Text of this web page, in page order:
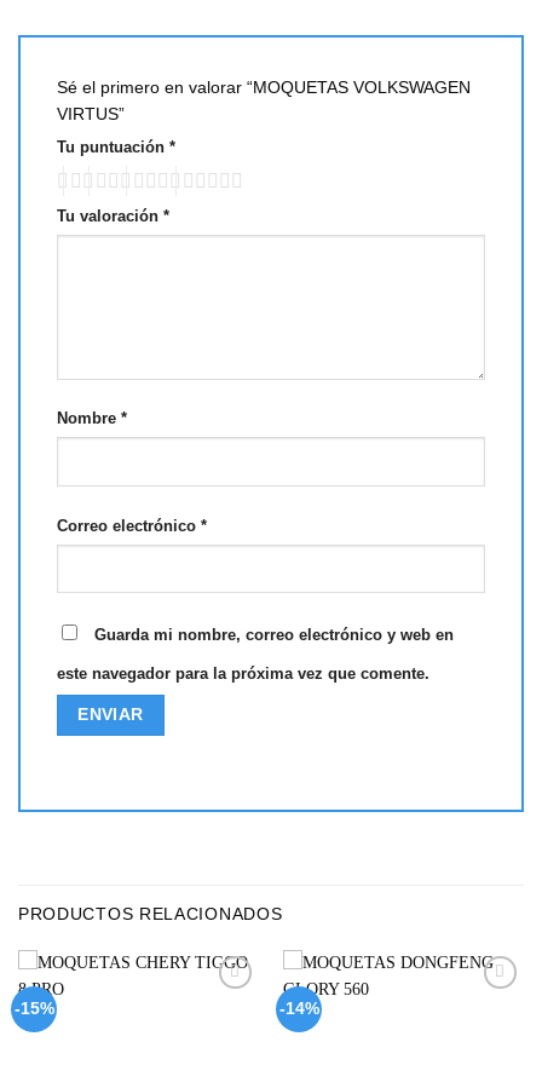
Sé el primero en valorar “MOQUETAS VOLKSWAGEN
VIRTUS”
Tu puntuación *
Tu valoración *
Nombre *
Correo electrónico *
Guarda mi nombre, correo electrónico y web en
este navegador para la próxima vez que comente.
PRODUCTOS RELACIONADOS
-15% -14%